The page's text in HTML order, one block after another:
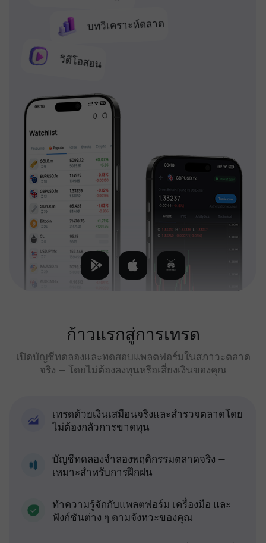
บทวิเคราะห์ตลาด
วิดีโอสอน
ก้าวแรกสู่การเทรด
เปิดบัญชีทดลองและทดสอบแพลตฟอร์มในสภาวะตลาด
จริง — โดยไม่ต้องลงทุนหรือเสี่ยงเงินของคุณ
เทรดด้วยเงินเสมือนจริงและสำรวจตลาดโดย
ไม่ต้องกลัวการขาดทุน
บัญชีทดลองจำลองพฤติกรรมตลาดจริง —
เหมาะสำหรับการฝึกฝน
ทำความรู้จักกับแพลตฟอร์ม เครื่องมือ และ
ฟังก์ชันต่าง ๆ ตามจังหวะของคุณ